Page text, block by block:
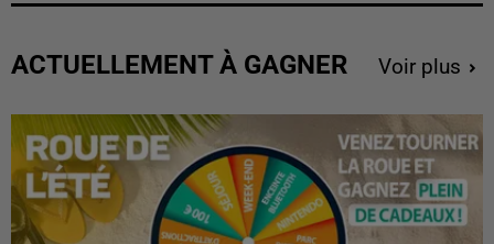
ACTUELLEMENT À GAGNER Voir plus